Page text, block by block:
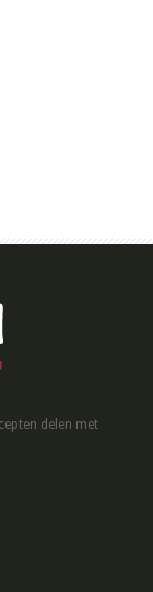
delen met